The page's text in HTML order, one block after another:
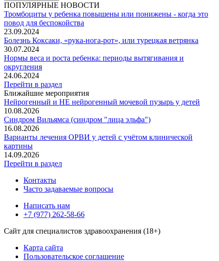
ПОПУЛЯРНЫЕ НОВОСТИ
Тромбоциты у ребенка повышены или понижены - когда это
повод для беспокойства
23.09.2024
Болезнь Коксаки, «рука-нога-рот», или турецкая ветрянка
30.07.2024
Нормы веса и роста ребенка: периоды вытягивания и
округления
24.06.2024
Перейти в раздел
Ближайшие мероприятия
Нейрогенный и НЕ нейрогенный мочевой пузырь у детей
10.08.2026
Синдром Вильямса (синдром "лица эльфа")
16.08.2026
Варианты лечения ОРВИ у детей с учётом клинической
картины
14.09.2026
Перейти в раздел
Контакты
Часто задаваемые вопросы
Написать нам
+7 (977) 262-58-66
Сайт для специалистов здравоохранения (18+)
Карта сайта
Пользовательское соглашение